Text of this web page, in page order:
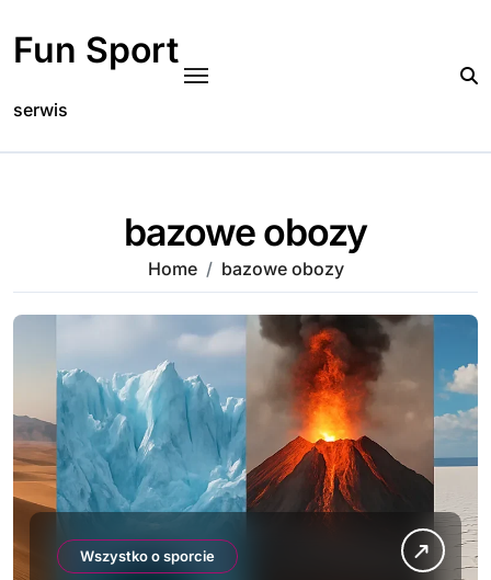
content
Fun Sport
serwis
bazowe obozy
Home bazowe obozy
Wszystko o sporcie